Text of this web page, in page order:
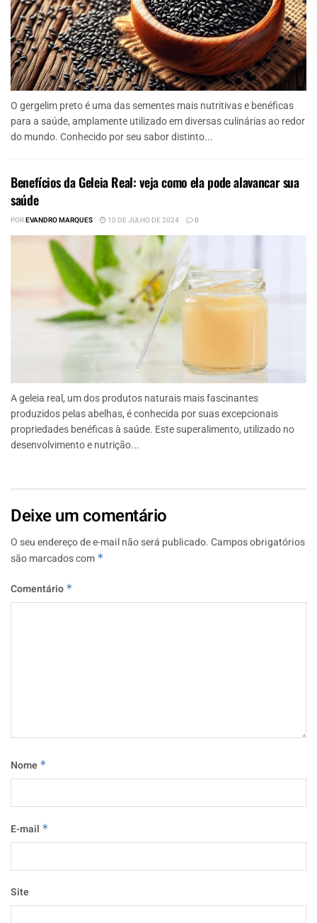
O gergelim preto é uma das sementes mais nutritivas e benéficas
para a saúde, amplamente utilizado em diversas culinárias ao redor
do mundo. Conhecido por seu sabor distinto...
Benefícios da Geleia Real: veja como ela pode alavancar sua
saúde
POREVANDRO MARQUES 10 DE JULHO DE 2024 0
A geleia real, um dos produtos naturais mais fascinantes
produzidos pelas abelhas, é conhecida por suas excepcionais
propriedades benéficas à saúde. Este superalimento, utilizado no
desenvolvimento e nutrição...
Deixe um comentário
O seu endereço de e-mail não será publicado.Campos obrigatórios
são marcados com *
Comentário *
Nome *
E-mail *
Site